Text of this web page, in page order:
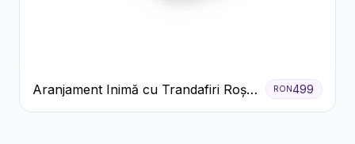
Aranjament Inimă cu Trandafiri Roșii
și Floarea Miresei
RON499